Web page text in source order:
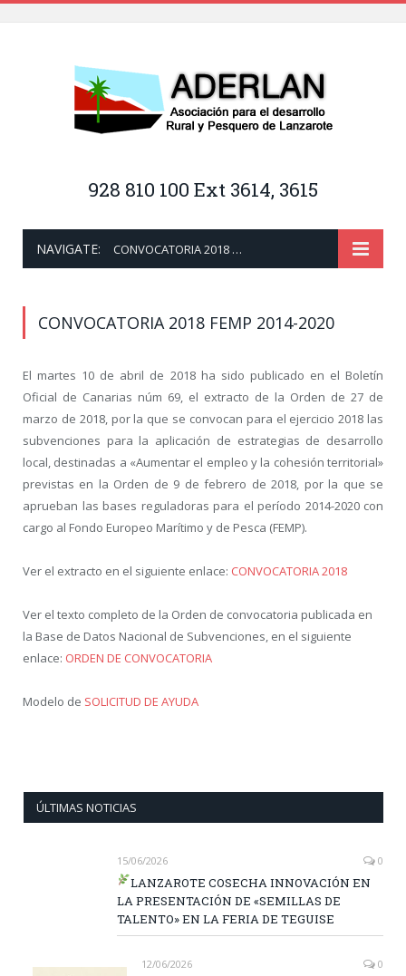
928 810 100 Ext 3614, 3615
NAVIGATE: CONVOCATORIA 2018 FEMP 2014-2020
CONVOCATORIA 2018 FEMP 2014-2020
El martes 10 de abril de 2018 ha sido publicado en el Boletín
Oficial de Canarias núm 69, el extracto de la Orden de 27 de
marzo de 2018, por la que se convocan para el ejercicio 2018 las
subvenciones para la aplicación de estrategias de desarrollo
local, destinadas a «Aumentar el empleo y la cohesión territorial»
previstas en la Orden de 9 de febrero de 2018, por la que se
aprueban las bases reguladoras para el período 2014-2020 con
cargo al Fondo Europeo Marítimo y de Pesca (FEMP).
Ver el extracto en el siguiente enlace: CONVOCATORIA 2018
Ver el texto completo de la Orden de convocatoria publicada en
la Base de Datos Nacional de Subvenciones, en el siguiente
enlace: ORDEN DE CONVOCATORIA
Modelo de SOLICITUD DE AYUDA
ÚLTIMAS NOTICIAS
15/06/2026 0
LANZAROTE COSECHA INNOVACIÓN EN
LA PRESENTACIÓN DE «SEMILLAS DE
TALENTO» EN LA FERIA DE TEGUISE
12/06/2026 0